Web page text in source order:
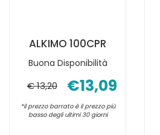
ALKIMO 100CPR
Buona Disponibilità
€ 13,20 €13,09
*il prezzo barrato è il prezzo più
basso degli ultimi 30 giorni